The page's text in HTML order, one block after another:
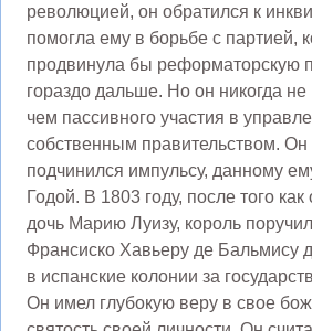
революцией, он обратился к
помогла ему в борьбе с партией,
продвинула бы реформаторскую
гораздо дальше. Но он никогда
чем пассивного участия в
собственным правительством. Он
подчинился импульсу, данному
Годой. В 1803 году, после того
дочь Марию Луизу, король
Франсиско Хавьеру де Бальмису
в испанские колонии за
Он имел глубокую веру в свое